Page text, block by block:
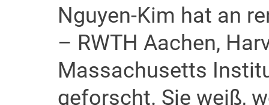
Nguyen-Kim hat an
– RWTH Aachen,
Massachusetts
geforscht. Sie weiß,